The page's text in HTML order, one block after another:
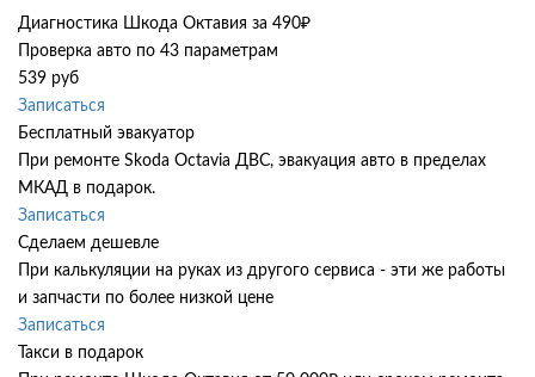
Диагностика Шкода Октавия за 490₽
Проверка авто по 43 параметрам
539 руб
Записаться
Бесплатный эвакуатор
При ремонте Skoda Octavia ДВС, эвакуация авто в пределах
МКАД в подарок.
Записаться
Сделаем дешевле
При калькуляции на руках из другого сервиса - эти же работы
и запчасти по более низкой цене
Записаться
Такси в подарок